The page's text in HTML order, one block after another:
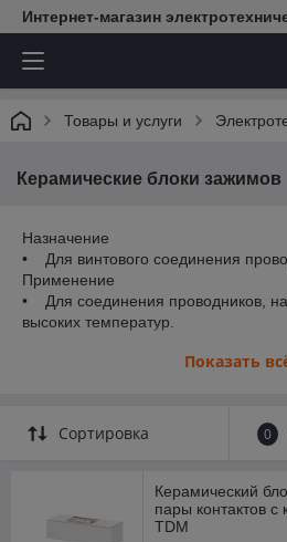
Интернет-магазин
Товары и услуги
Керамические блоки зажимов
Назначение
• Для винтового соединения
Применение
• Для соединения проводников,
высоких температур.
• Корпус - керамический,
. Клемма состоит из керамического
части из латуни. В корпусе
• Керамический корпус не
и позволяет применять колодки
Показать
Сортировка 0
Керамический
пары контактов
TDM